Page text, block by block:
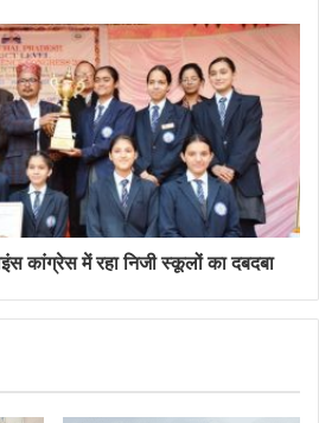
कांग्रेस में रहा निजी स्कूलों का दबदबा